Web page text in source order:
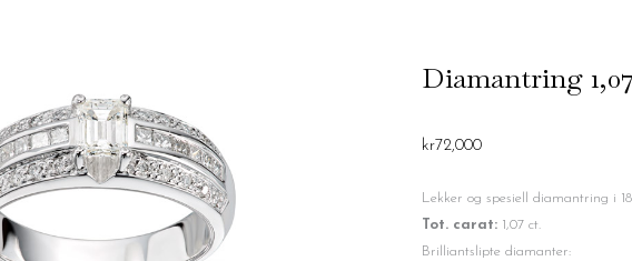
Diamantring
kr72,000
Lekker og spesiell diamantring i
Tot. carat: 1,07 ct.
Brilliantslipte diamanter: